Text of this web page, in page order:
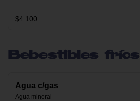
$4.100
Bebestibles fríos
Agua c/gas
Agua mineral